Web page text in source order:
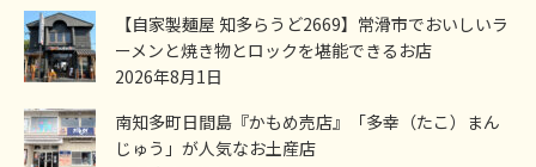
【自家製麺屋 知多らうど2669】常滑市でおいしいラ
ーメンと焼き物とロックを堪能できるお店
2026年8月1日
南知多町日間島『かもめ売店』「多幸（たこ）まん
じゅう」が人気なお土産店